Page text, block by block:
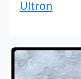
Ultron